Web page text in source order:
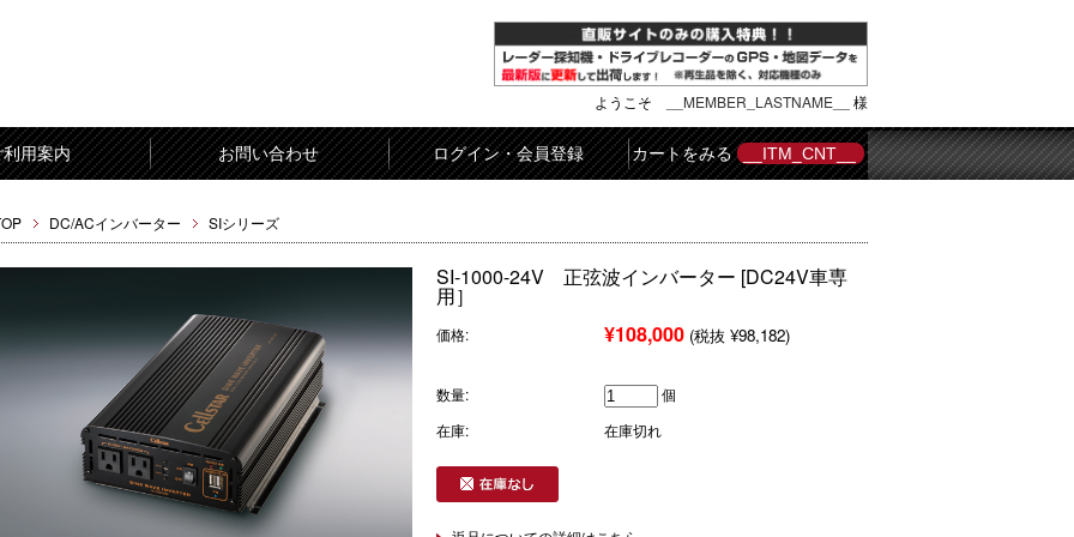
ようこそ __MEMBER_LASTNAME__ 様
利用案内 お問い合わせ ログイン・会員登録 カートをみる __ITM_CNT__
DC/ACインバーター SIシリーズ
SI-1000-24V 正弦波インバーター [DC24V車専
用］
価格: ¥108,000 (税抜 ¥98,182)
数量:
個
在庫:
在庫切れ